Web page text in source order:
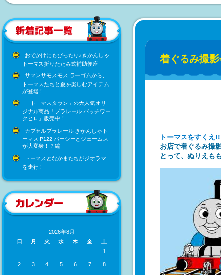
おでかけにもぴったり♪きかんしゃ
トーマス折りたたみ式補助便座
サマンサモスモス ラーゴムから、
トーマスたちと夏を楽しむアイテム
が登場！
「トーマスタウン」の大人気オリ
ジナル商品「プラレール パッチワー
クヒロ」販売中！
カプセルプラレール きかんしゃト
ーマス P122 パーシーとジェームス
が大変身！？編
トーマスとなかまたちがジオラマ
を走行！
2026年8月
日
月 火 水 木 金
土
1
2 3 4 5 6 7 8
着ぐるみ撮
トーマスをすくえ
お店で着ぐるみ撮
とって、ぬりえも